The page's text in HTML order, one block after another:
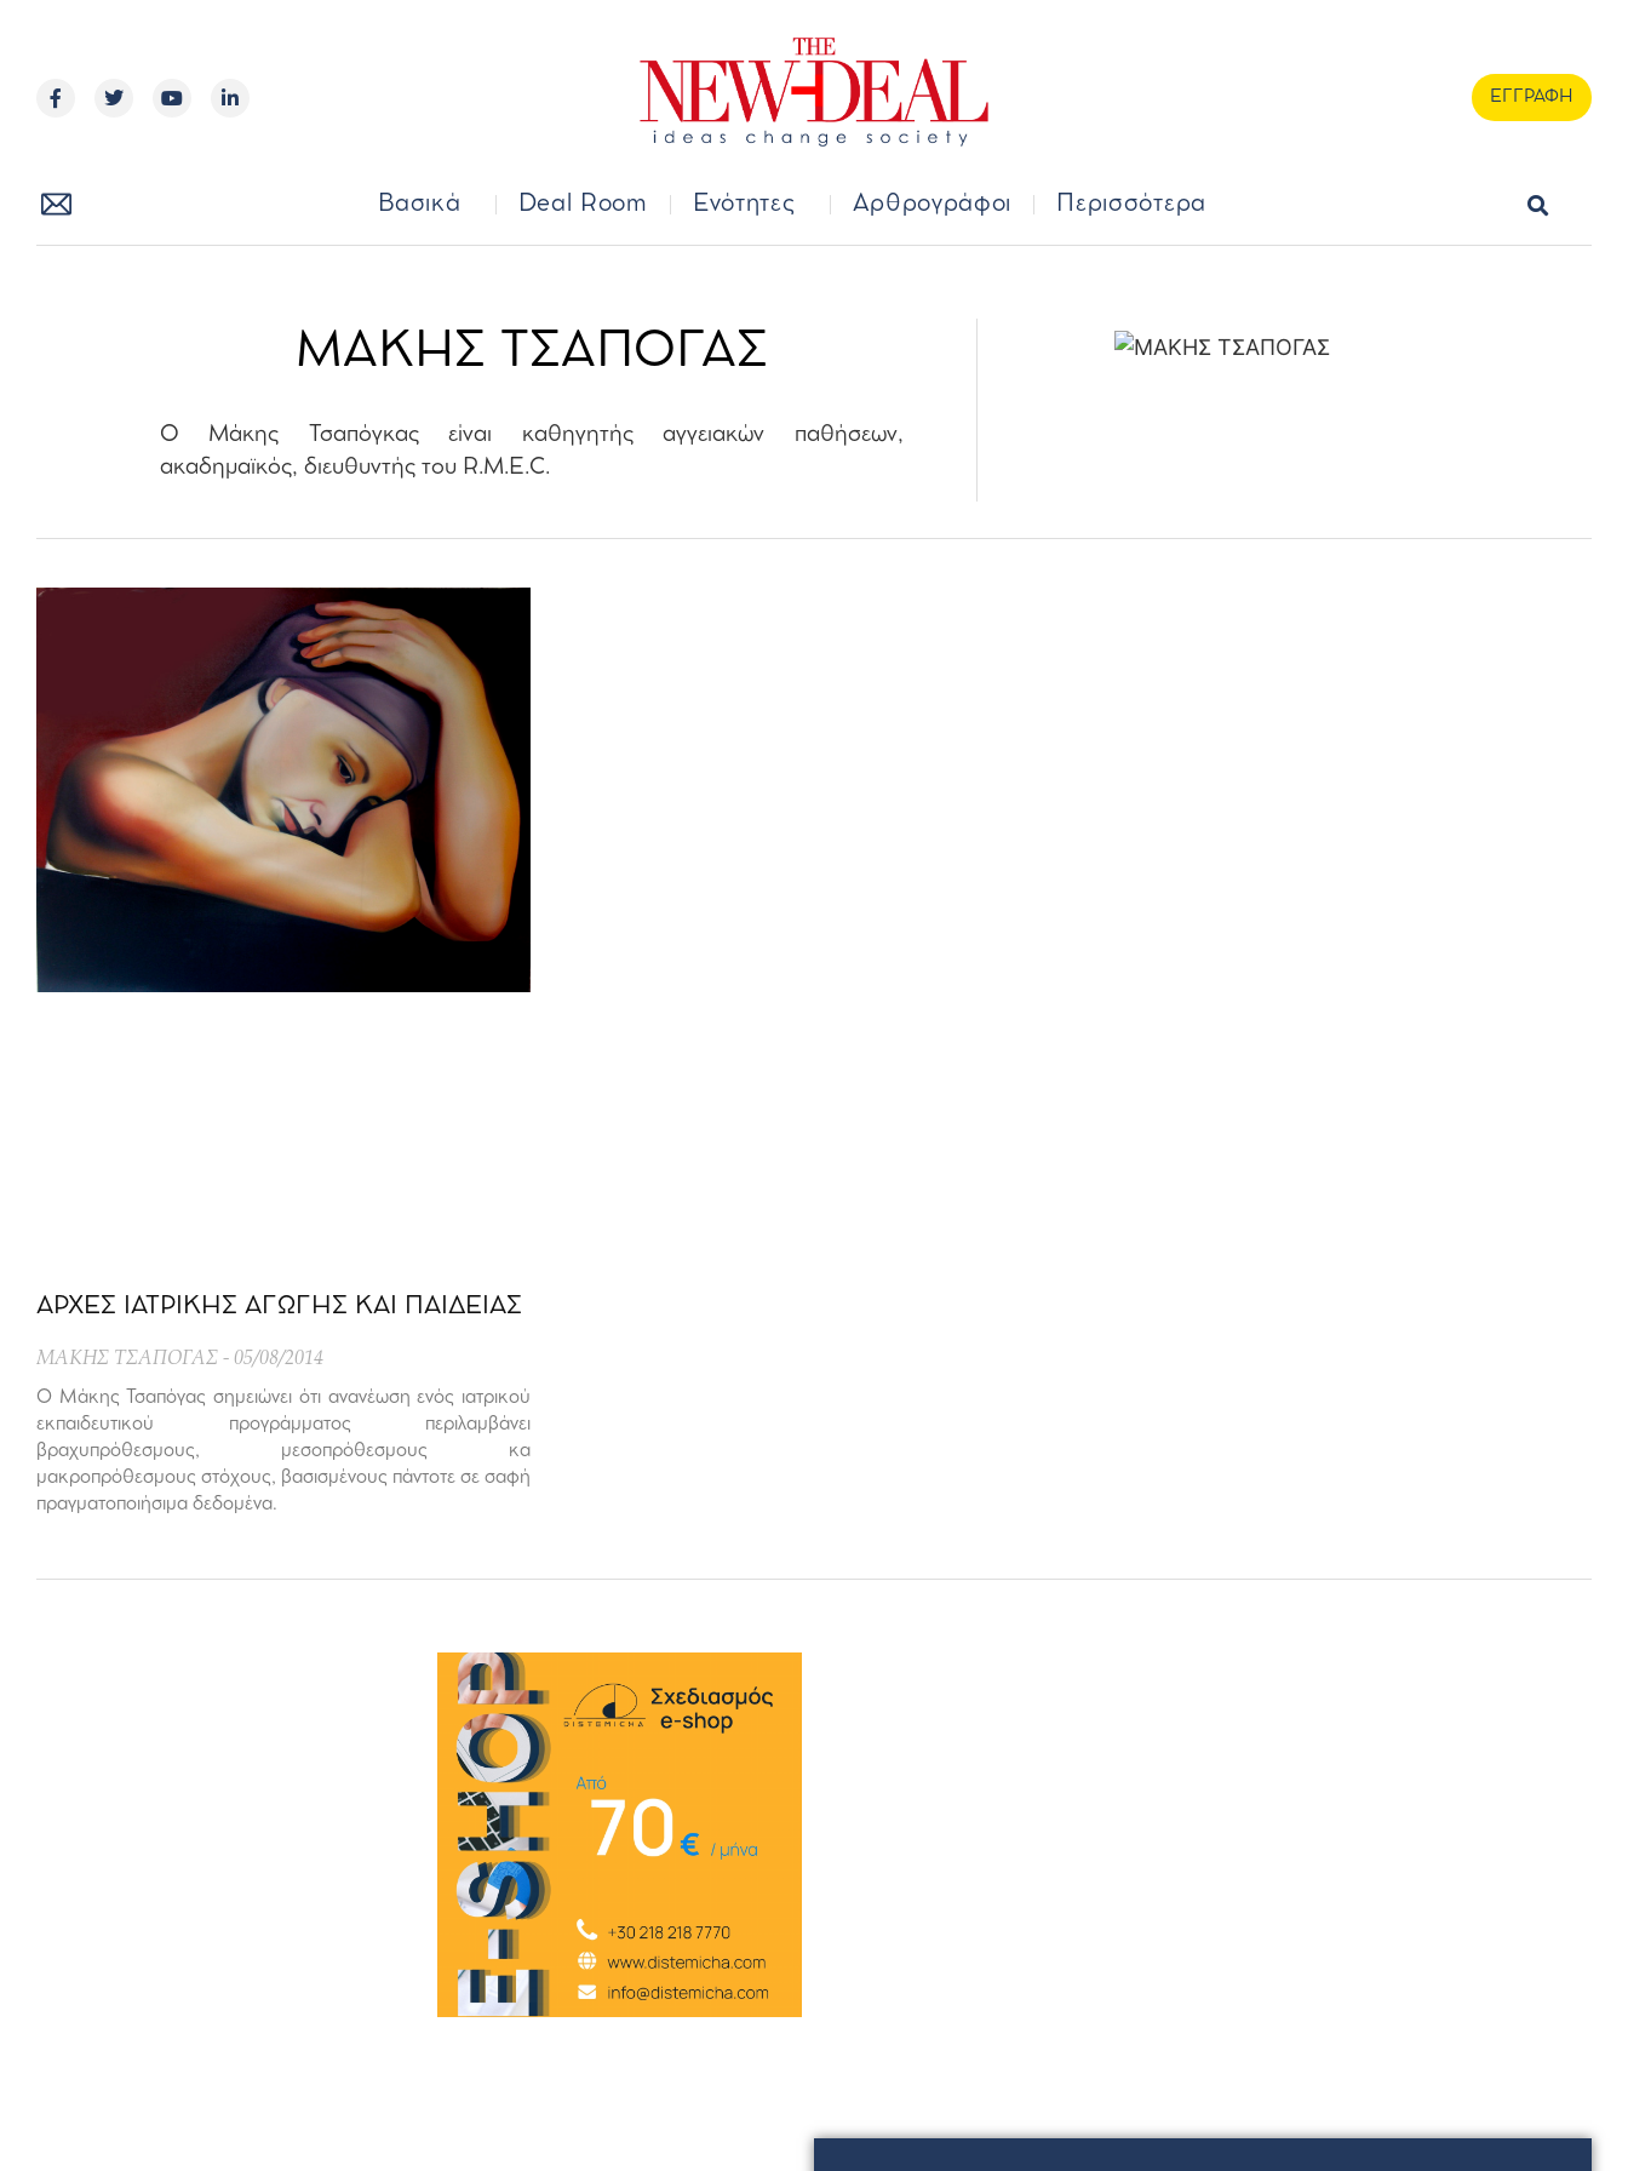
Ενότητες Αρθρογράφοι
ΕΓΓΡΑΦΗ
Βασικά Deal Room Ενότητες Αρθρογράφοι Περισσότερα
ΜΑΚΗΣ ΤΣΑΠΟΓΑΣ
Ο Μάκης Τσαπόγκας είναι καθηγητής αγγειακών παθήσεων,
ακαδημαϊκός, διευθυντής του R.M.E.C.
ΑΡΧΕΣ ΙΑΤΡΙΚΗΣ ΑΓΩΓΗΣ ΚΑΙ ΠΑΙΔΕΙΑΣ
ΜΑΚΗΣ ΤΣΑΠΟΓΑΣ 05/08/2014
Ο Μάκης Τσαπόγας σημειώνει ότι ανανέωση ενός ιατρικού
εκπαιδευτικού προγράμματος περιλαμβάνει
βραχυπρόθεσμους, μεσοπρόθεσμους κα
μακροπρόθεσμους στόχους, βασισμένους πάντοτε σε σαφή
πραγματοποιήσιμα δεδομένα.